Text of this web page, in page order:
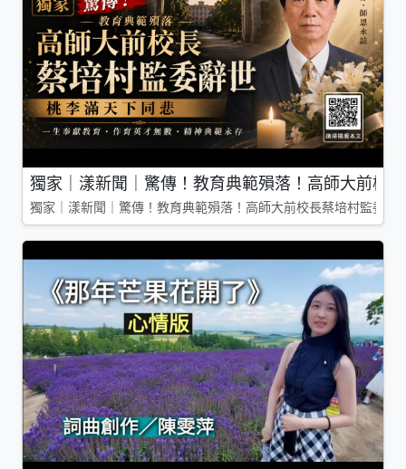
獨家｜漾新聞｜驚傳！教育典範殞落！高師大前校
獨家｜漾新聞｜驚傳！教育典範殞落！高師大前校長蔡培村監委